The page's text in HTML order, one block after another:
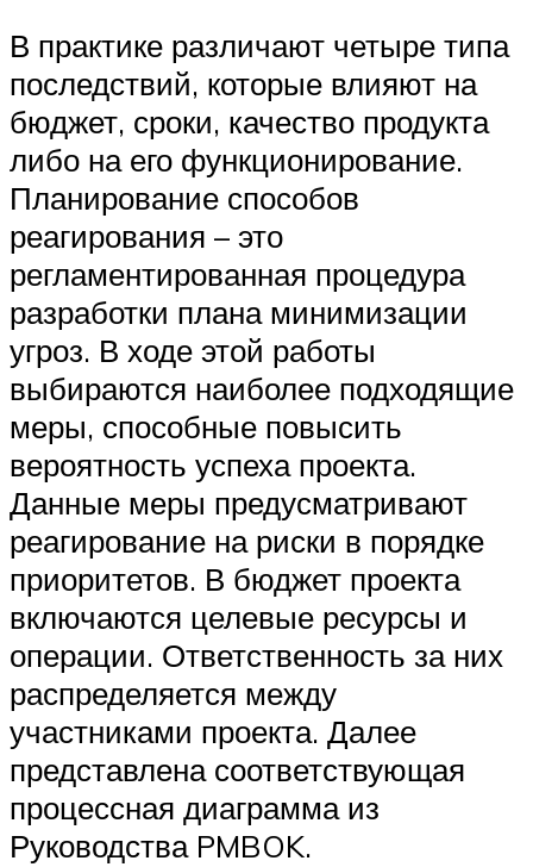
В практике различают четыре типа
последствий, которые влияют на
бюджет, сроки, качество продукта
либо на его функционирование.
Планирование способов
реагирования – это
регламентированная процедура
разработки плана минимизации
угроз. В ходе этой работы
выбираются наиболее подходящие
меры, способные повысить
вероятность успеха проекта.
Данные меры предусматривают
реагирование на риски в порядке
приоритетов. В бюджет проекта
включаются целевые ресурсы и
операции. Ответственность за них
распределяется между
участниками проекта. Далее
представлена соответствующая
процессная диаграмма из
Руководства PMBOK.